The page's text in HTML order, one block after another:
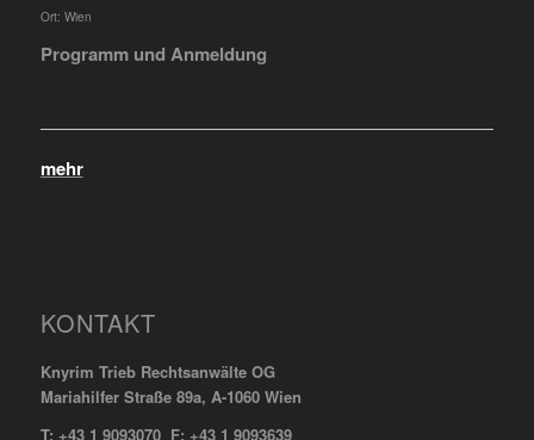
Ort: Wien
Programm und Anmeldung
mehr
KONTAKT
Knyrim Trieb Rechtsanwälte OG
Mariahilfer Straße 89a, A-1060 Wien
T: +43 1 9093070 F: +43 1 9093639